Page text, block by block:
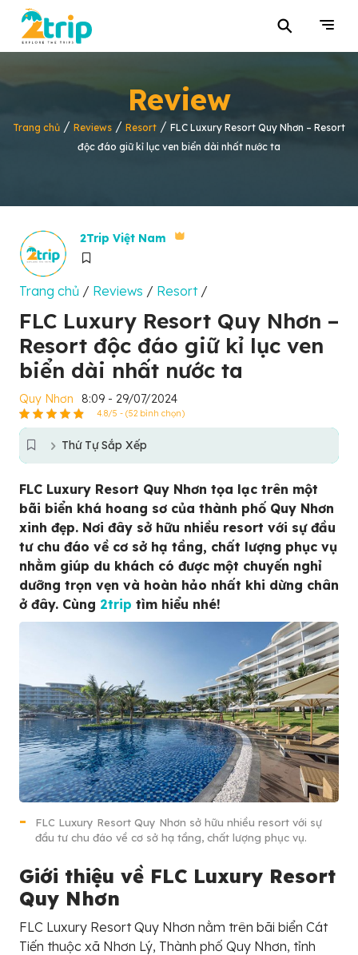
⚲
Review
Trang chủ / Reviews / Resort / FLC Luxury Resort Quy Nhơn – Resort
độc đáo giữ kỉ lục ven biển dài nhất nước ta
2Trip Việt Nam
Trang chủ / Reviews / Resort/
FLC Luxury Resort Quy Nhơn –
Resort độc đáo giữ kỉ lục ven
biển dài nhất nước ta
Quy Nhơn 8:09 - 29/07/2024
4.8/5 - (52 bình chọn)
Thứ Tự Sắp Xếp
FLC Luxury Resort Quy Nhơn tọa lạc trên một
bãi biển khá hoang sơ của thành phố Quy Nhơn
xinh đẹp. Nơi đây sở hữu nhiều resort với sự đầu
tư chu đáo về cơ sở hạ tầng, chất lượng phục vụ
nhằm giúp du khách có được một chuyến nghỉ
dưỡng trọn vẹn và hoàn hảo nhất khi dừng chân
ở đây. Cùng 2trip tìm hiểu nhé!
FLC Luxury Resort Quy Nhơn sở hữu nhiều resort với sự
đầu tư chu đáo về cơ sở hạ tầng, chất lượng phục vụ.
Giới thiệu về FLC Luxury Resort
Quy Nhơn
FLC Luxury Resort Quy Nhơn nằm trên bãi biển Cát
Tiến thuộc xã Nhơn Lý, Thành phố Quy Nhơn, tỉnh